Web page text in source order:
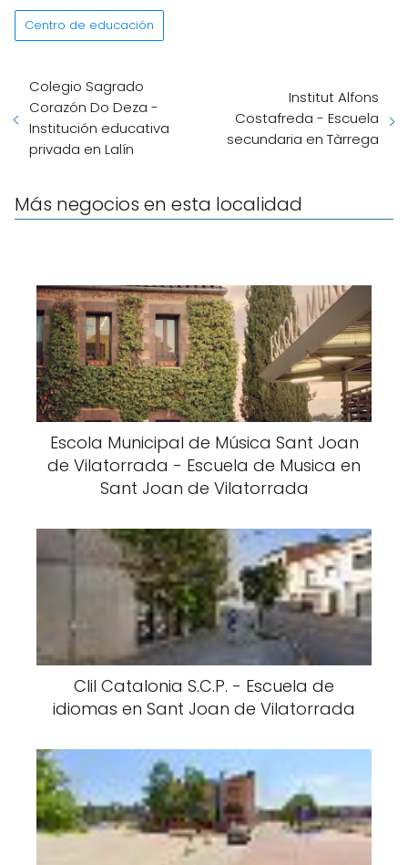
Centro de educación
Colegio Sagrado
Corazón Do Deza -
Institución educativa
privada en Lalín
Institut Alfons
Costafreda - Escuela
secundaria en Tàrrega
Más negocios en esta localidad
Escola Municipal de Música Sant Joan
de Vilatorrada - Escuela de Musica en
Sant Joan de Vilatorrada
Clil Catalonia S.C.P. - Escuela de
idiomas en Sant Joan de Vilatorrada